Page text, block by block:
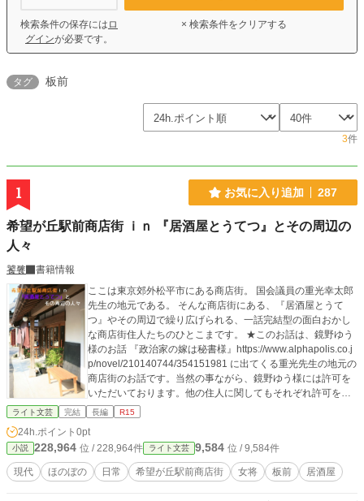
検索条件の保存には ロ
グインが必要です。
× 検索条件をクリアする
タグ 板前
3件
1 お気に入り追加 287
希望が丘駅前商店街 ｉｎ 『居酒屋とうてつ』とその周辺の
人々
饕餮
書籍情報
ここは東京郊外松平市にある商店街。 国会議員の重光幸太郎
先生の地元である。 そんな商店街にある、『居酒屋とうて
つ』やその周辺で繰り広げられる、一話完結型の面白おかし
な商店街住人たちのひとこまです。 ★このお話は、鏡野ゆう
様のお話 『政治家の嫁は秘書様』https://www.alphapolis.co.j
p/novel/210140744/354151981 に出てくる重光先生の地元の
商店街のお話です。当然の事ながら、鏡野ゆう様には許可を
いただいております。他の住人に関してもそれぞれ許可をい
ただいてから書いています。 ★他にコラボしている作品 ・
ヤツと特別国家公務員 － 希望が丘駅前商店街 －』http://nco
de.syosetu.com/n5361cb/ ・『希望が丘駅前商店街～透明人
間の憂鬱～』https://www.alphapolis.co.jp/novel/265100205/4
27152271 ・『希望が丘駅前商店街 ―姉さん。篠宮酒店
ライト文芸 完結 長編 R15
24h.ポイント 0pt
小説 228,964 位 / 228,964件 ライト文芸 9,584 位 / 9,584件
現代 ほのぼの 日常 希望が丘駅前商店街 女将 板前 居酒屋